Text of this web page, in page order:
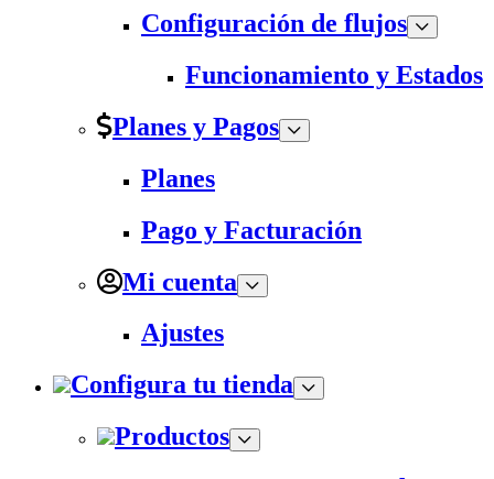
Configuración de flujos
Funcionamiento y Estados
Planes y Pagos
Planes
Pago y Facturación
Mi cuenta
Ajustes
Configura tu tienda
Productos